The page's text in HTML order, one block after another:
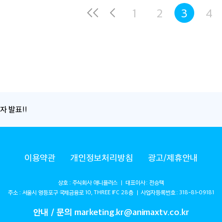
1 2 3 4
발표!!
이용약관 개인정보처리방침 광고/제휴안내
상호 : 주식회사 애니플러스 ㅣ 대표이사 : 전승택
주소 : 서울시 영등포구 국제금융로 10, THREE IFC 28층 ㅣ 사업자등록번호 : 318-81-09181
안내 / 문의 marketing.kr@animaxtv.co.kr